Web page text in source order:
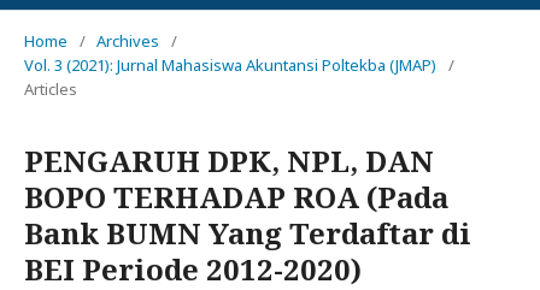
Home / Archives
/
Vol. 3 (2021): Jurnal Mahasiswa Akuntansi Poltekba (JMAP)
/
Articles
PENGARUH DPK, NPL, DAN
BOPO TERHADAP ROA (Pada
Bank BUMN Yang Terdaftar di
BEI Periode 2012-2020)